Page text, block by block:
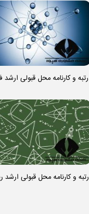
رتبه و کارنامه محل قبولی
رتبه و کارنامه محل قبولی